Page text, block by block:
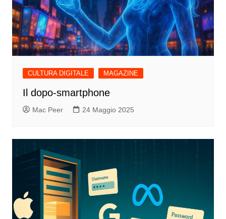
CULTURA DIGITALE MAGAZINE
Il dopo-smartphone
Mac Peer 24 Maggio 2025